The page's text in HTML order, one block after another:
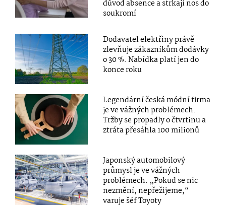
důvod absence a strkají nos do
soukromí
Dodavatel elektřiny právě
zlevňuje zákazníkům dodávky
o 30 %. Nabídka platí jen do
konce roku
Legendární česká módní firma
je ve vážných problémech.
Tržby se propadly o čtvrtinu a
ztráta přesáhla 100 milionů
Japonský automobilový
průmysl je ve vážných
problémech. „Pokud se nic
nezmění, nepřežijeme,“
varuje šéf Toyoty